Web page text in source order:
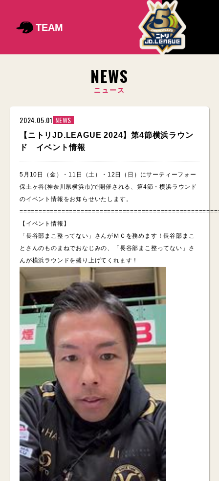
TEAM
NEWS
ニュース
2024.05.01 NEWS
【ニトリJD.LEAGUE 2024】第4節横浜ラウン
ド イベント情報
5月10日（金）・11日（土）・12日（日）にサーティーフォー
保土ヶ谷(神奈川県横浜市)で開催される、第4節・横浜ラウンド
のイベント情報をお知らせいたします。
【イベント情報】
「長谷部まこ整ってない」さんがＭＣを務めます！長谷部まこ
とさんのものまねでおなじみの、「長谷部まこ整ってない」さ
んが横浜ラウンドを盛り上げてくれます！